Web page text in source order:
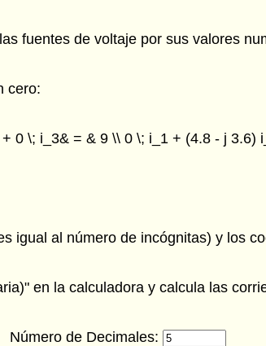
fuentes de voltaje por sus valores
cero:
0 \; i_3& = & 9 \\ 0 \; i_1 + (4.8 - j
igual al número de incógnitas) y los
en la calculadora y calcula las
de Decimales: